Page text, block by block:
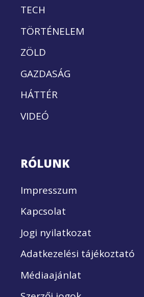
TECH
TÖRTÉNELEM
ZÖLD
GAZDASÁG
HÁTTÉR
VIDEÓ
RÓLUNK
Impresszum
Kapcsolat
Jogi nyilatkozat
Adatkezelési tájékoztató
Médiaajánlat